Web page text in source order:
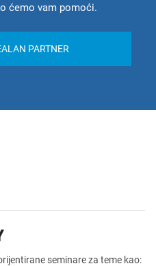
ćemo vam pomoći.
PARTNER
seminare za teme kao: